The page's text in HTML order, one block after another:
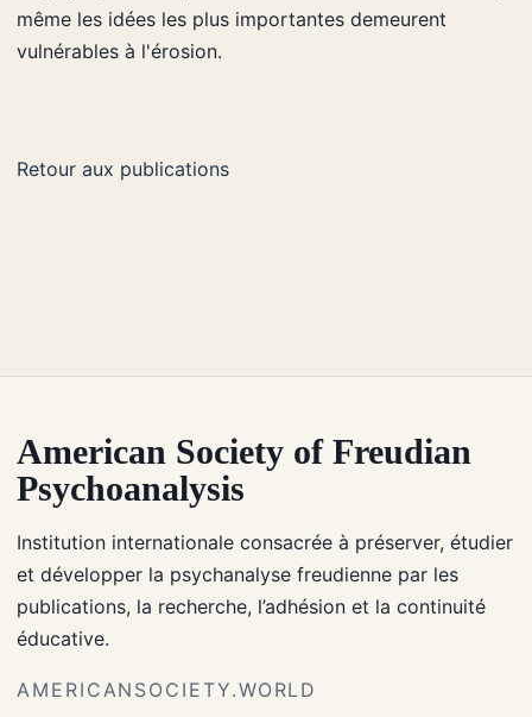
même les idées les plus importantes demeurent
vulnérables à l'érosion.
Retour aux publications
American Society of Freudian
Psychoanalysis
Institution internationale consacrée à préserver, étudier
et développer la psychanalyse freudienne par les
publications, la recherche, l’adhésion et la continuité
éducative.
AMERICANSOCIETY.WORLD